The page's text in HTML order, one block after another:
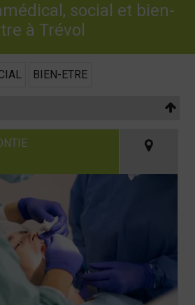
social et bien-
à Trévol
BIEN-ETRE